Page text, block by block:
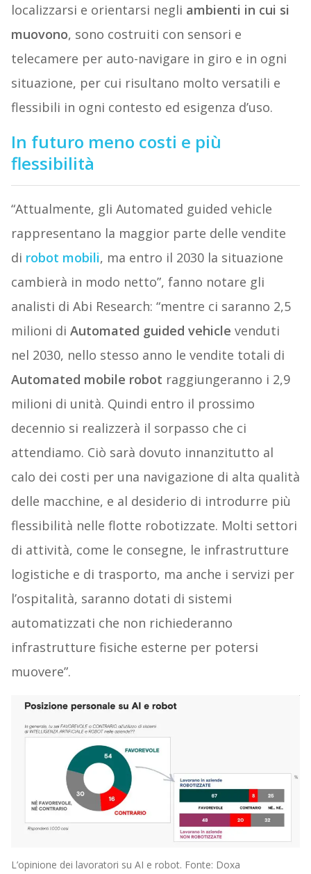
localizzarsi e orientarsi negli ambienti in cui si
muovono, sono costruiti con sensori e
telecamere per auto-navigare in giro e in ogni
situazione, per cui risultano molto versatili e
flessibili in ogni contesto ed esigenza d’uso.
In futuro meno costi e più
flessibilità
“Attualmente, gli Automated guided vehicle
rappresentano la maggior parte delle vendite
di robot mobili, ma entro il 2030 la situazione
cambierà in modo netto”, fanno notare gli
analisti di Abi Research: “mentre ci saranno 2,5
milioni di Automated guided vehicle venduti
nel 2030, nello stesso anno le vendite totali di
Automated mobile robot raggiungeranno i 2,9
milioni di unità. Quindi entro il prossimo
decennio si realizzerà il sorpasso che ci
attendiamo. Ciò sarà dovuto innanzitutto al
calo dei costi per una navigazione di alta qualità
delle macchine, e al desiderio di introdurre più
flessibilità nelle flotte robotizzate. Molti settori
di attività, come le consegne, le infrastrutture
logistiche e di trasporto, ma anche i servizi per
l’ospitalità, saranno dotati di sistemi
automatizzati che non richiederanno
infrastrutture fisiche esterne per potersi
muovere”.
L’opinione dei lavoratori su AI e robot. Fonte: Doxa